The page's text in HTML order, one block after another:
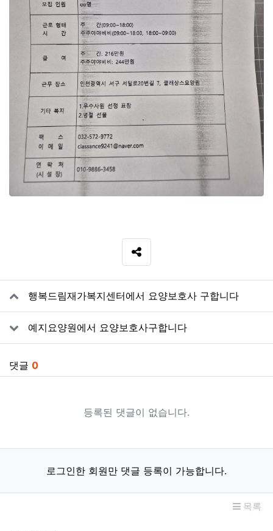
SNS 공유
관련자료
행복드림재가복지센터에서 요양보호사 구합니다
예지요양원에서 요양보호사구합니다
댓글 0
등록된 댓글이 없습니다.
로그인한 회원만 댓글 등록이 가능합니다.
목록